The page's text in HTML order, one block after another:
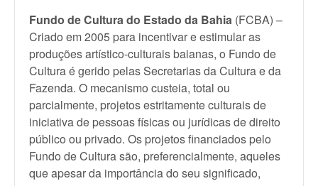
Fundo de Cultura do Estado da Bahia (FCBA) –
Criado em 2005 para incentivar e estimular as
produções artístico-culturais baianas, o Fundo de
Cultura é gerido pelas Secretarias da Cultura e da
Fazenda. O mecanismo custeia, total ou
parcialmente, projetos estritamente culturais de
iniciativa de pessoas físicas ou jurídicas de direito
público ou privado. Os projetos financiados pelo
Fundo de Cultura são, preferencialmente, aqueles
que apesar da importância do seu significado,